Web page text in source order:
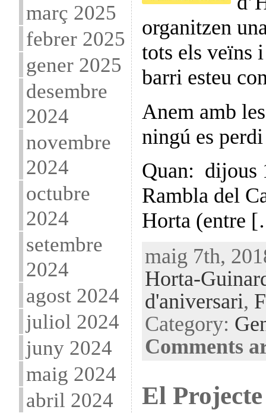
març 2025
febrer 2025
gener 2025
desembre
2024
novembre
2024
octubre
2024
setembre
2024
agost 2024
juliol 2024
juny 2024
maig 2024
abril 2024
organitzen
tots els veïns
barri esteu
Anem amb
ningú es
Quan: dijous
Rambla del
Horta (entre
maig 7th,
Horta-
d'aniversari,
Category:
Comments
El